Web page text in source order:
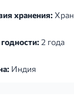
хранения:
2 года
Индия